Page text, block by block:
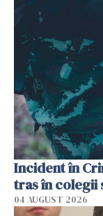
Incident în
tras în colegii
04 AUGUST 2026